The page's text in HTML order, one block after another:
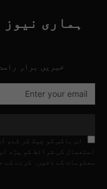
ہماری
خبریں براہِ
اس باکس کو چیک کر کے،
استعمال کی شرائط کو پڑھ
معلومات کے ذخیرہ کرنے کے